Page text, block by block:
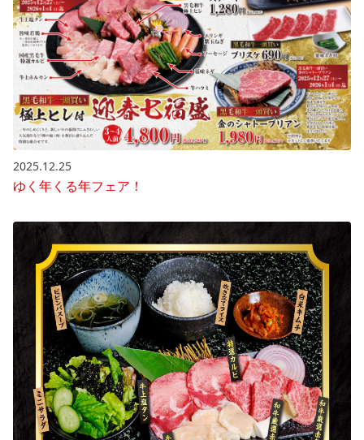
2025.12.25
ゆく年くる年フェア！